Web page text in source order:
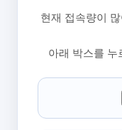
현재 접속량이
아래 박스를 누